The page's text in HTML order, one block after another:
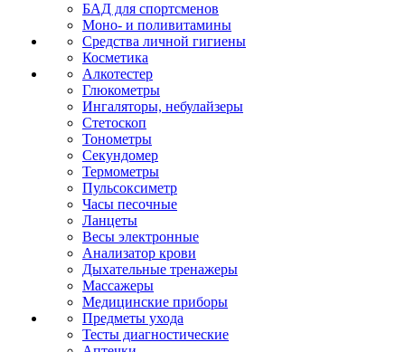
БАД для спортсменов
Моно- и поливитамины
Средства личной гигиены
Косметика
Алкотестер
Глюкометры
Ингаляторы, небулайзеры
Стетоскоп
Тонометры
Секундомер
Термометры
Пульсоксиметр
Часы песочные
Ланцеты
Весы электронные
Анализатор крови
Дыхательные тренажеры
Массажеры
Медицинские приборы
Предметы ухода
Тесты диагностические